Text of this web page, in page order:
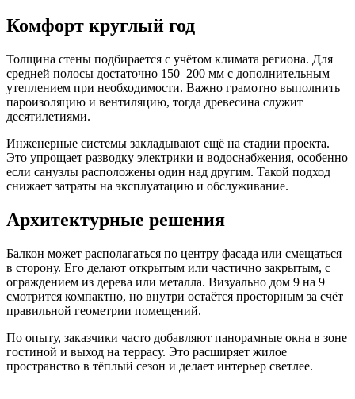
Комфорт круглый год
Толщина стены подбирается с учётом климата региона. Для
средней полосы достаточно 150–200 мм с дополнительным
утеплением при необходимости. Важно грамотно выполнить
пароизоляцию и вентиляцию, тогда древесина служит
десятилетиями.
Инженерные системы закладывают ещё на стадии проекта.
Это упрощает разводку электрики и водоснабжения, особенно
если санузлы расположены один над другим. Такой подход
снижает затраты на эксплуатацию и обслуживание.
Архитектурные решения
Балкон может располагаться по центру фасада или смещаться
в сторону. Его делают открытым или частично закрытым, с
ограждением из дерева или металла. Визуально дом 9 на 9
смотрится компактно, но внутри остаётся просторным за счёт
правильной геометрии помещений.
По опыту, заказчики часто добавляют панорамные окна в зоне
гостиной и выход на террасу. Это расширяет жилое
пространство в тёплый сезон и делает интерьер светлее.